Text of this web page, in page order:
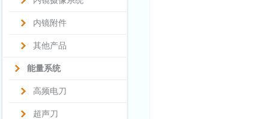
内镜附件
其他产品
能量系统
高频电刀
超声刀